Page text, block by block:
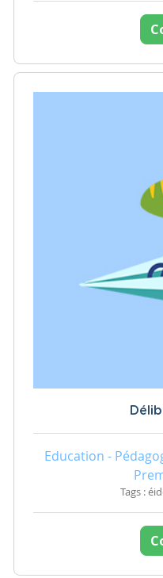
Education -
Tags :